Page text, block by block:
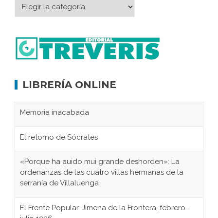
LIBRERÍA ONLINE
Memoria inacabada
El retorno de Sócrates
«Porque ha auido mui grande deshorden»: La
ordenanzas de las cuatro villas hermanas de la
serranía de Villaluenga
El Frente Popular. Jimena de la Frontera, febrero-